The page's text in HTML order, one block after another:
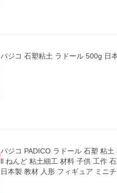
パジコ 石塑粘土 ラドール 500g 日
パジコ PADICO ラドール 石塑 粘
ll ねんど 粘土細工 材料 子供 工作
日本製 教材 人形 フィギュア ミニ